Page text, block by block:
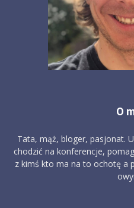
O
Tata, mąż, bloger, pasjonat.
chodzić na konferencje,
z kimś kto ma na to ochotę a